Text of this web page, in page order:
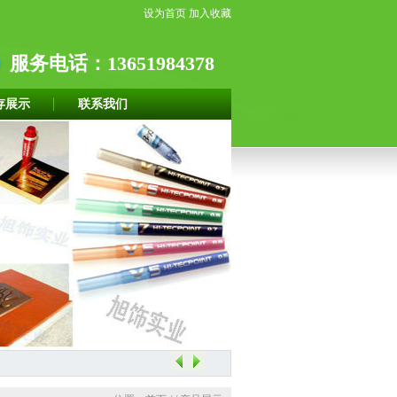
设为首页 加入收藏
服务电话：13651984378
展示 联系我们